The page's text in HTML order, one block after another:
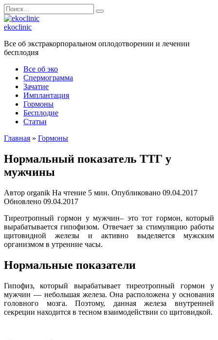
Перейти
к
содержанию
Search
for:
ekoclinic
Все об экстракорпоральном оплодотворении и лечении
бесплодия
Все об эко
Спермограмма
Зачатие
Имплантация
Гормоны
Бесплодие
Статьи
Главная » Гормоны
Нормальный показатель ТТГ у
мужчины
Автор organik На чтение 5 мин. Опубликовано 09.04.2017
Обновлено 09.04.2017
Тиреотропный гормон у мужчин– это тот гормон, который
вырабатывается гипофизом. Отвечает за стимуляцию работы
щитовидной железы и активно выделяется мужским
организмом в утренние часы.
Нормальные показатели
Гипофиз, который вырабатывает тиреотропный гормон у
мужчин — небольшая железа. Она расположена у основания
головного мозга. Поэтому, данная железа внутренней
секреции находится в тесном взаимодействии со щитовидкой.